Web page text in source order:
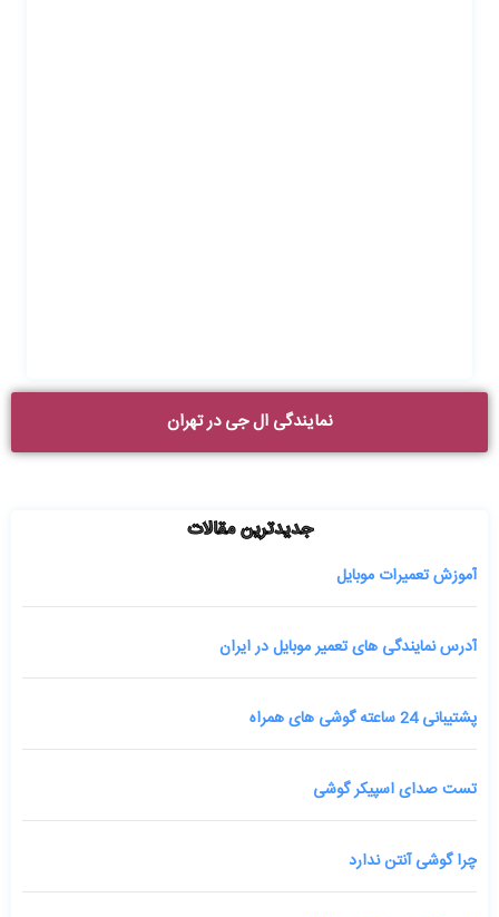
نمایندگی ال جی در تهران
جدیدترین مقالات
آموزش تعمیرات موبایل
آدرس نمایندگی های تعمیر موبایل در ایران
پشتیبانی 24 ساعته گوشی های همراه
تست صدای اسپیکر گوشی
چرا گوشی آنتن ندارد